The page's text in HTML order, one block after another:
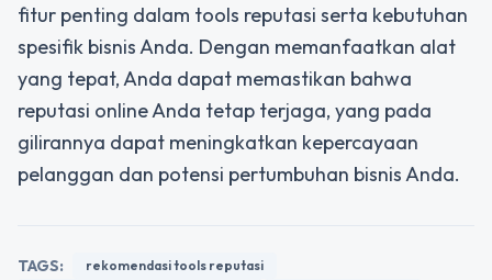
fitur penting dalam tools reputasi serta kebutuhan
spesifik bisnis Anda. Dengan memanfaatkan alat
yang tepat, Anda dapat memastikan bahwa
reputasi online Anda tetap terjaga, yang pada
gilirannya dapat meningkatkan kepercayaan
pelanggan dan potensi pertumbuhan bisnis Anda.
TAGS: rekomendasi tools reputasi